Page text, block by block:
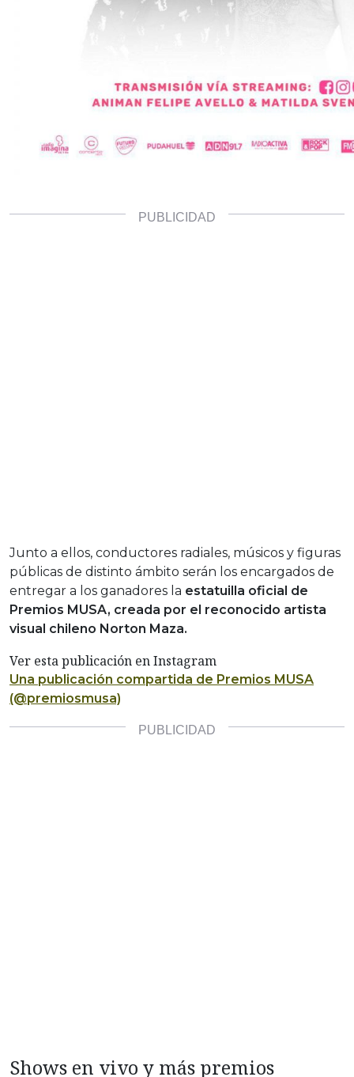
Junto a ellos, conductores radiales, músicos y figuras
públicas de distinto ámbito serán los encargados de
entregar a los ganadores la estatuilla oficial de
Premios MUSA, creada por el reconocido artista
visual chileno Norton Maza.
Ver esta publicación en Instagram
Una publicación compartida de Premios MUSA
(@premiosmusa)
Shows en vivo y más premios